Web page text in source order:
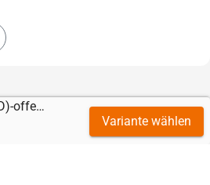
Zahnriemen 50-5M (HTD)-offen-Stahl mit Sylomer grün 5 mm
Variante wählen